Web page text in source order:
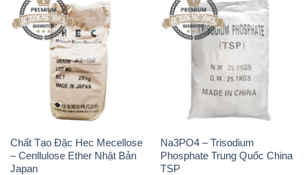
Chất Tạo Đặc Hec Mecellose
– Cenllulose Ether Nhật Bản
Japan
Na3PO4 – Trisodium
Phosphate Trung Quốc China
TSP